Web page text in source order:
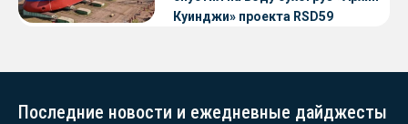
Куинджи» проекта RSD59
Последние новости и ежедневные дайджесты